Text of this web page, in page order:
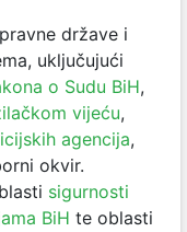
države i
uključujući
o Sudu BiH,
vijeću,
agencija,
okvir.
sigurnosti
BiH te oblasti